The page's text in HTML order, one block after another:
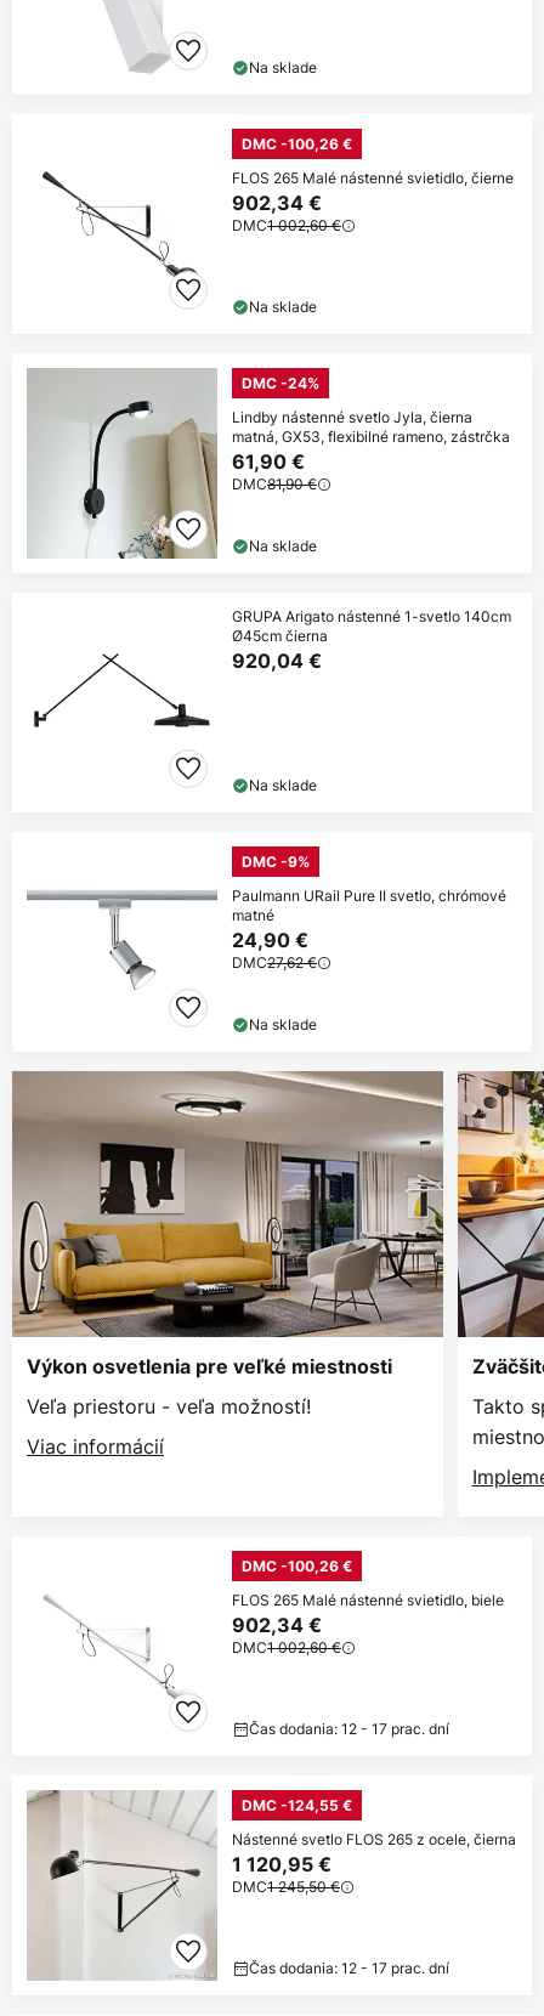
Na sklade
DMC -100,26 €
FLOS 265 Malé nástenné svietidlo, čierne
902,34 €
DMC1 002,60 €
Na sklade
DMC -24%
Lindby nástenné svetlo Jyla, čierna
matná, GX53, flexibilné rameno, zástrčka
61,90 €
DMC81,90 €
Na sklade
GRUPA Arigato nástenné 1-svetlo 140cm
Ø45cm čierna
920,04 €
Na sklade
DMC -9%
Paulmann URail Pure II svetlo, chrómové
matné
24,90 €
DMC27,62 €
Na sklade
Výkon osvetlenia pre veľké miestnosti
Veľa priestoru - veľa možností!
Viac informácií
Takto
DMC -100,26 €
FLOS 265 Malé nástenné svietidlo, biele
902,34 €
DMC1 002,60 €
Čas dodania: 12 - 17 prac. dní
DMC -124,55 €
Nástenné svetlo FLOS 265 z ocele, čierna
1 120,95 €
DMC1 245,50 €
Čas dodania: 12 - 17 prac. dní